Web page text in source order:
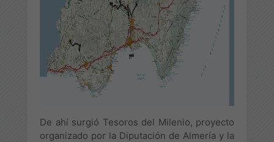
De ahí surgió Tesoros del Milenio, proyecto
organizado por la Diputación de Almería y la